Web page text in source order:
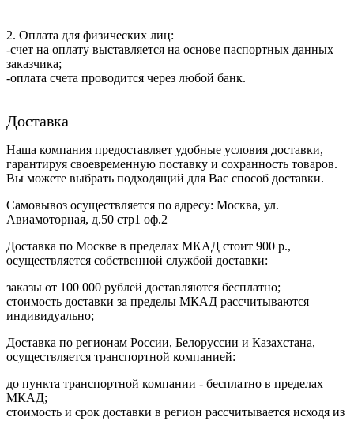
2. Оплата для физических лиц:
-счет на оплату выставляется на основе паспортных данных
заказчика;
-оплата счета проводится через любой банк.
Доставка
Наша компания предоставляет удобные условия доставки,
гарантируя своевременную поставку и сохранность товаров.
Вы можете выбрать подходящий для Вас способ доставки.
Самовывоз осуществляется по адресу: Москва, ул.
Авиамоторная, д.50 стр1 оф.2
Доставка по Москве в пределах МКАД стоит 900 р.,
осуществляется собственной службой доставки:
заказы от 100 000 рублей доставляются бесплатно;
cтоимость доставки за пределы МКАД рассчитываются
индивидуально;
Доставка по регионам России, Белоруссии и Казахстана,
осуществляется транспортной компанией:
до пункта транспортной компании - бесплатно в пределах
МКАД;
стоимость и срок доставки в регион рассчитывается исходя из